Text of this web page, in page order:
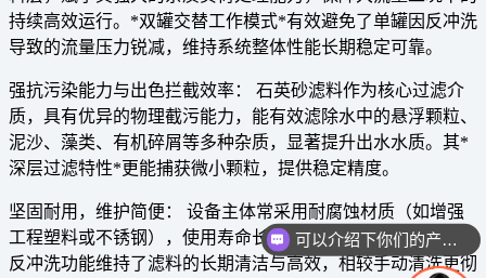
持续高效运行。*双罐交替工作模式*有效避免了单罐因反冲洗
导致的流量压力锐减，维持系统整体性能长期稳定可靠。
强抗污染能力与出色拦截效率： 石英砂滤料作为核心过滤介
质，具有优异的物理截污能力，能有效滤除水中的悬浮颗粒、
泥沙、藻类、有机碎屑等多种杂质，显著提升出水水质。其*
深层过滤特性*更能捕获微小颗粒，提供稳定精度。
坚固耐用，维护简便：
设备主体常采用耐腐蚀材质（如增强
工程塑料或不锈钢）， 使用寿命长，适应多种水质环境。自动
反冲洗功能维持了滤料的长期清洁与高效，相较手动清洗更彻
可以介绍下你们的产品么